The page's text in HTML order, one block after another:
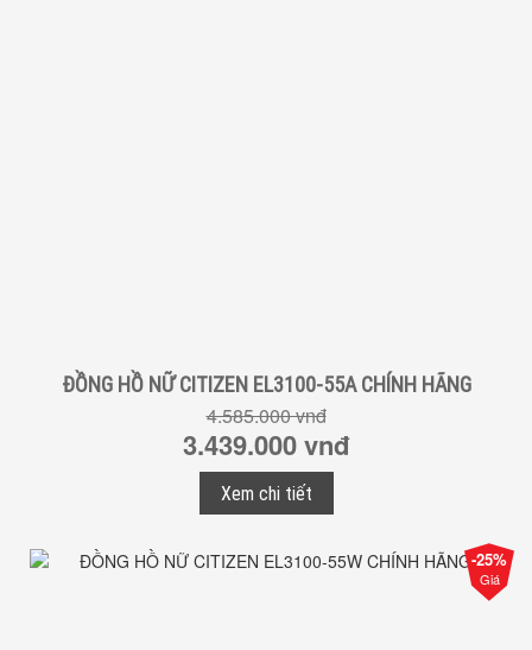
ĐỒNG HỒ NỮ CITIZEN EL3100-55A CHÍNH HÃNG
4.585.000 vnđ
3.439.000 vnđ
Xem chi tiết
-25%
Giá